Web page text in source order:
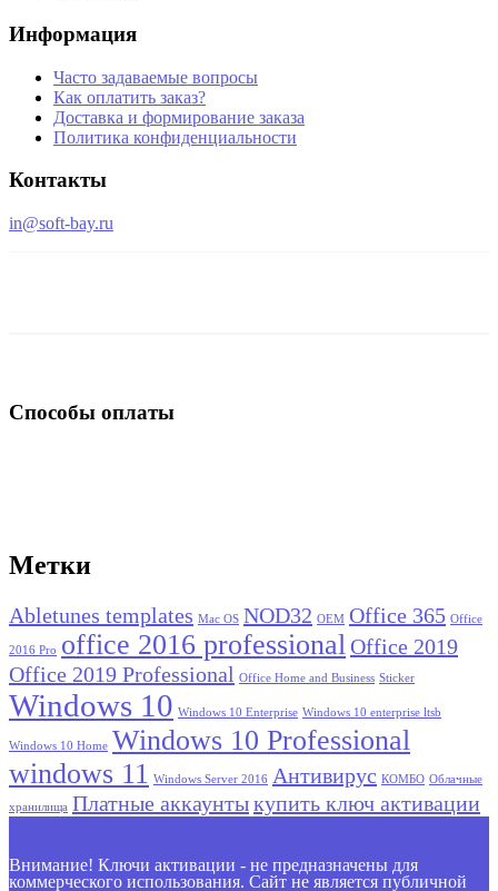
Информация
Часто задаваемые вопросы
Как оплатить заказ?
Доставка и формирование заказа
Политика конфиденциальности
Контакты
in@soft-bay.ru
Способы оплаты
Метки
Abletunes templates Mac OS NOD32 OEM Office 365 Office
2016 Pro office 2016 professionalOffice 2019
Office 2019 Professional Office Home and Business Sticker
Windows 10 Windows 10 Enterprise Windows 10 enterprise ltsb
Windows 10 Home Windows 10 Professional
windows 11 Windows Server 2016 Антивирус КОМБО Облачные
хранилища Платные аккаунтыкупить ключ активации
Внимание! Ключи активации - не предназначены для
коммерческого использования. Сайт не является публичной